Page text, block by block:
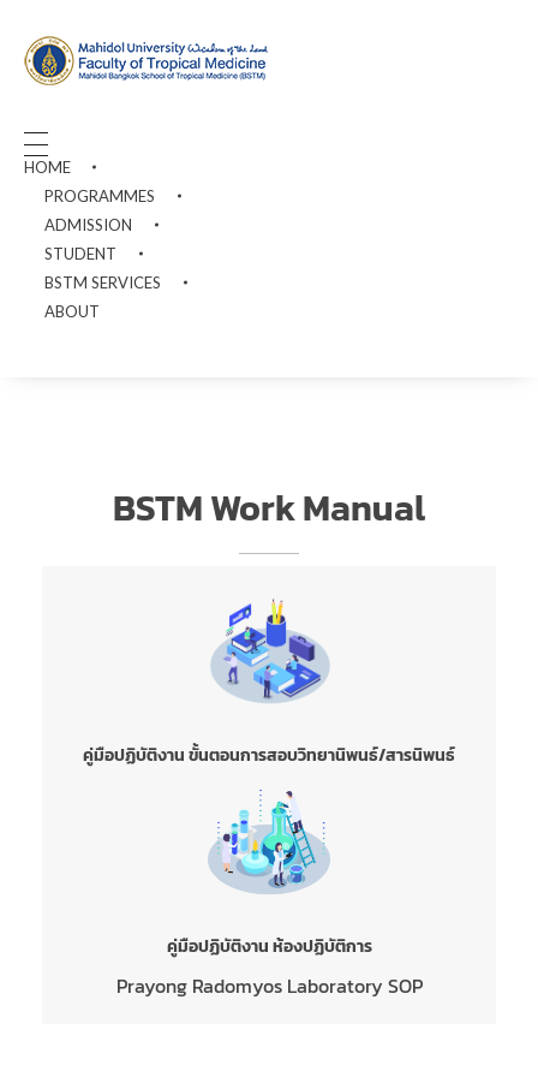
HOME
PROGRAMMES
ADMISSION
STUDENT
BSTM SERVICES
ABOUT
BSTM Work Manual
คู่มือปฏิบัติงาน ขั้นตอนการสอบวิทยานิพนธ์/สารนิพนธ์
คู่มือปฏิบัติงาน ห้องปฏิบัติการ
Prayong Radomyos Laboratory SOP